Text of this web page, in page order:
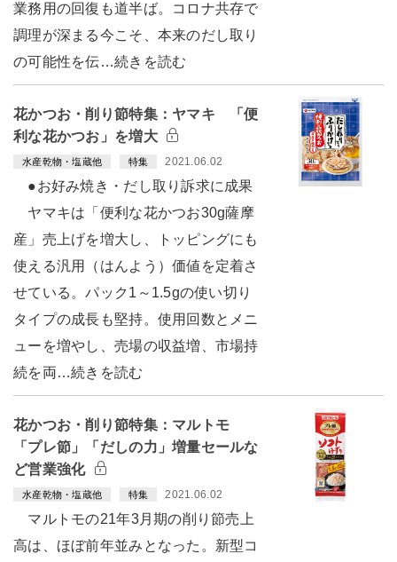
業務用の回復も道半ば。コロナ共存で
調理が深まる今こそ、本来のだし取り
の可能性を伝…続きを読む
花かつお・削り節特集：ヤマキ 「便
利な花かつお」を増大
水産乾物・塩蔵他 特集 2021.06.02
●お好み焼き・だし取り訴求に成果
ヤマキは「便利な花かつお30g薩摩
産」売上げを増大し、トッピングにも
使える汎用（はんよう）価値を定着さ
せている。パック1～1.5gの使い切り
タイプの成長も堅持。使用回数とメニ
ューを増やし、売場の収益増、市場持
続を両…続きを読む
花かつお・削り節特集：マルトモ
「プレ節」「だしの力」増量セールな
ど営業強化
水産乾物・塩蔵他 特集 2021.06.02
マルトモの21年3月期の削り節売上
高は、ほぼ前年並みとなった。新型コ